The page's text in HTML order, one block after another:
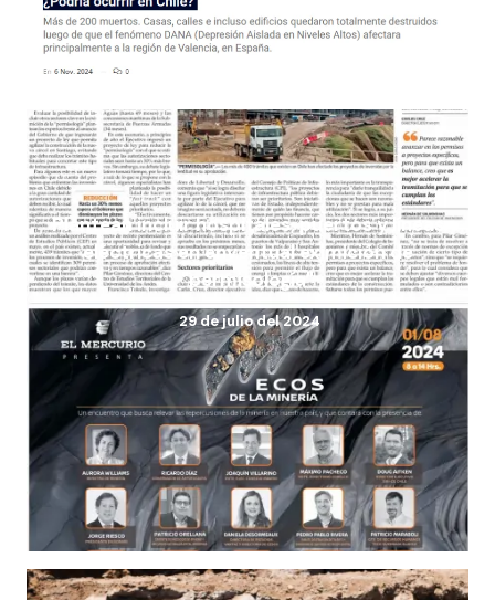
Plantean incluir hospitales, puertos y líneas
eléctricas en enventual eximición de
"permisología"
29 de julio del 2024